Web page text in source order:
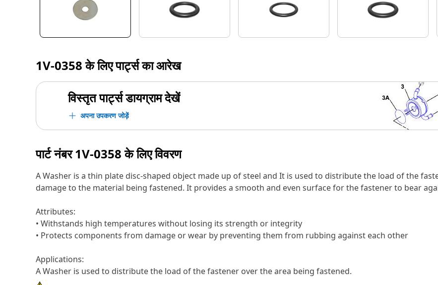
1V-0358के लिए पार्ट्स का आरेख
विस्तृत पार्ट्स डायग्राम देखें
अपना उपकरण जोड़ें
पार्ट नंबर1V-0358के लिए विवरण
A Washer is a thin plate disc-shaped object made up of steel and It is used to distribute the load of the
damage to the material being fastened. It provides a smooth and even surface for the fastener to bear
Attributes:
• Withstands high temperatures without losing its strength or integrity
• Protects components from damage or wear by preventing them from rubbing against each other
Applications:
A Washer is used to distribute the load of the fastener over the area being fastened.